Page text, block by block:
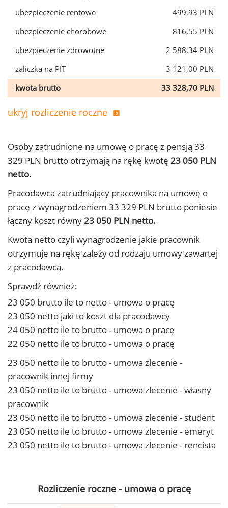
ubezpieczenie rentowe
499,93 PLN
ubezpieczenie chorobowe
816,55 PLN
ubezpieczenie zdrowotne
2 588,34 PLN
zaliczka na PIT
3 121,00 PLN
kwota brutto
33 328,70 PLN
ukryj rozliczenie roczne
Osoby zatrudnione na umowę o pracę z pensją 33
329 PLN brutto otrzymają na rękę kwotę 23 050 PLN
netto.
Pracodawca zatrudniający pracownika na umowę o
pracę z wynagrodzeniem 33 329 PLN brutto poniesie
łączny koszt równy23 050 PLN netto.
Kwota netto czyli wynagrodzenie jakie pracownik
otrzymuje na rękę zależy od rodzaju umowy zawartej
z pracodawcą.
Sprawdź również:
23 050 brutto ile to netto - umowa o pracę
23 050 netto jaki to koszt dla pracodawcy
24 050 netto ile to brutto - umowa o pracę
22 050 netto ile to brutto - umowa o pracę
23 050 netto ile to brutto - umowa zlecenie -
pracownik innej firmy
23 050 netto ile to brutto - umowa zlecenie - własny
pracownik
23 050 netto ile to brutto - umowa zlecenie - student
23 050 netto ile to brutto - umowa zlecenie - emeryt
23 050 netto ile to brutto - umowa zlecenie - rencista
Rozliczenie roczne - umowa o pracę